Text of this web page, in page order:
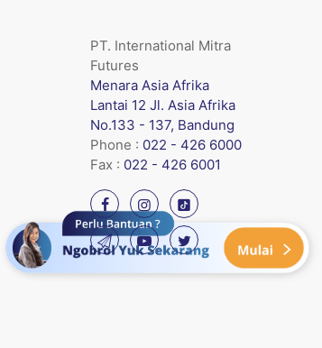
PT. International Mitra
Futures
Menara Asia Afrika
Lantai 12 Jl. Asia Afrika
No.133 - 137, Bandung
Phone : 022 - 426 6000
Fax : 022 - 426 6001